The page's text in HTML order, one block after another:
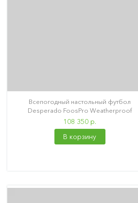
Всепогодный настольный футбол
Desperado FoosPro Weatherproof
108 350 р.
В корзину